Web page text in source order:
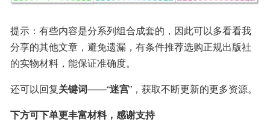
提示：有些内容是分系列组合成套的，因此可以多看看我
分享的其他文章，避免遗漏，有条件推荐选购正规出版社
的实物材料，能保证准确度。
还可以回复关键词——“迷宫”，获取不断更新的更多资源。
下方可下单更丰富材料，感谢支持